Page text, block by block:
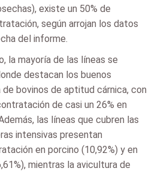
existe un 50% de
según arrojan los datos
del informe.
la mayoría de las líneas se
destacan los buenos
bovinos de aptitud cárnica, con
de casi un 26% en
las líneas que cubren las
intensivas presentan
en porcino (10,92%) y en
mientras la avicultura de